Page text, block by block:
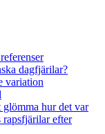
dagfjärilar?
variation
glömma hur det var
rapsfjärilar efter